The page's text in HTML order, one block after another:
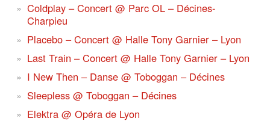
Coldplay – Concert @ Parc OL – Décines-
Charpieu
Placebo – Concert @ Halle Tony Garnier – Lyon
Last Train – Concert @ Halle Tony Garnier – Lyon
I New Then – Danse @ Toboggan – Décines
Sleepless @ Toboggan – Décines
Elektra @ Opéra de Lyon